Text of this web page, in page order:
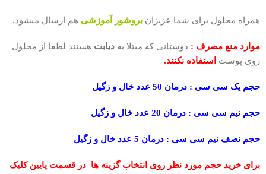
همراه محلول برای شما عزیزان بروشور آموزشی هم ارسال میشود.
موارد منع مصرف : دوستانی که مبتلا به دیابت هستند لطفا از محلول
روی پوست
استفاده نکنند.
حجم یک سی سی : درمان 50 عدد خال و زگیل
حجم نیم سی سی : درمان 20 عدد خال و زگیل
حجم نصف نیم سی سی : درمان 5 عدد خال و زگیل
برای خرید حجم مورد نظر روی انتخاب گزینه ها در قسمت پایین کلیک